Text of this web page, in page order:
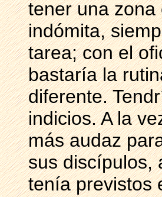
tener una
indómita,
tarea; con el
bastaría la
diferente.
indicios. A la
más audaz
sus discípulos,
tenía previstos